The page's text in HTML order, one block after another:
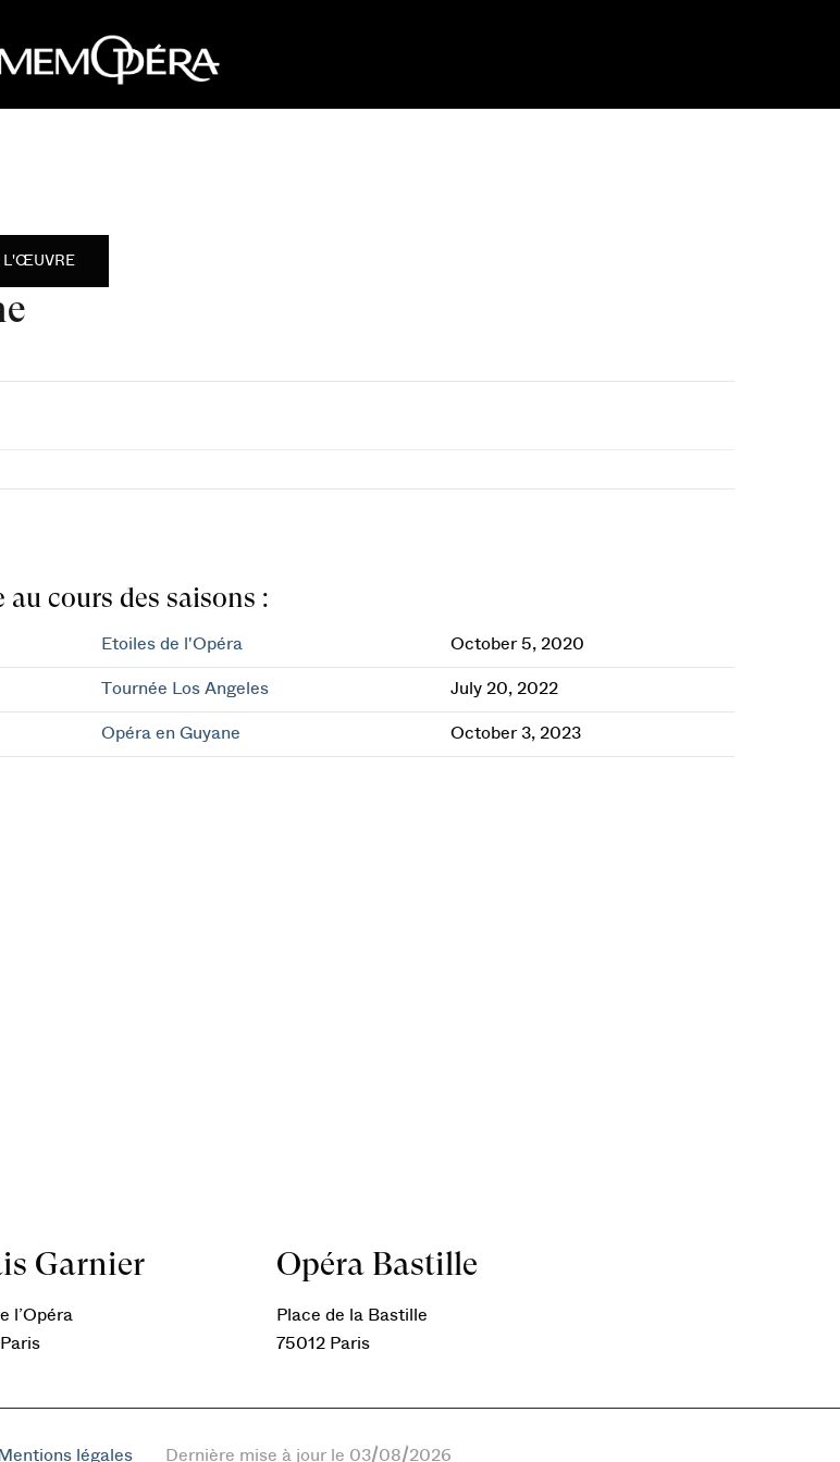
L'ŒUVRE
cours des saisons :
Etoiles de l'Opéra October 5, 2020
Tournée Los Angeles July 20, 2022
Opéra en Guyane October 3, 2023
Garnier
l’Opéra
Opéra Bastille
Place de la Bastille
75012 Paris
Mentions légales Dernière mise à jour le 03/08/2026